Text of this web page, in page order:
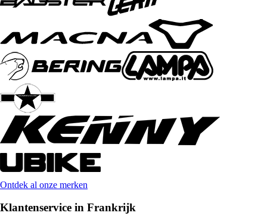
Ontdek al onze merken
Klantenservice in Frankrijk